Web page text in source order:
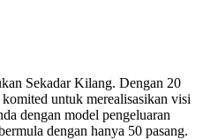
Sekadar Kilang. Dengan 20
untuk merealisasikan visi
dengan model pengeluaran
dengan hanya 50 pasang.